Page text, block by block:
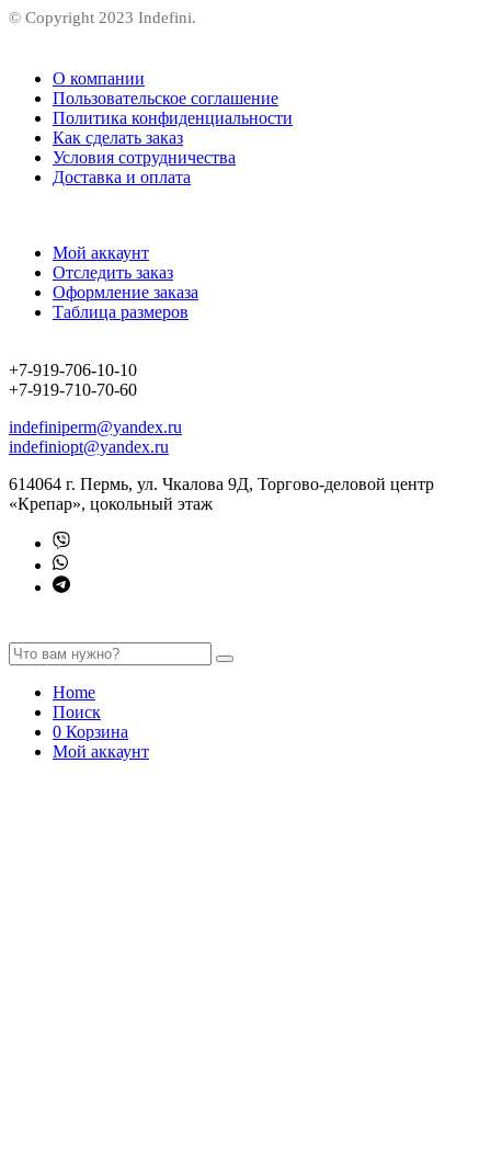
© Copyright 2023 Indefini.
О компании
Пользовательское соглашение
Политика конфиденциальности
Как сделать заказ
Условия сотрудничества
Доставка и оплата
Мой аккаунт
Отследить заказ
Оформление заказа
Таблица размеров
+7-919-706-10-10
+7-919-710-70-60
indefiniperm@yandex.ru
indefiniopt@yandex.ru
614064 г. Пермь, ул. Чкалова 9Д, Торгово-деловой центр
«Крепар», цокольный этаж
Home
Поиск
0 Корзина
Мой аккаунт